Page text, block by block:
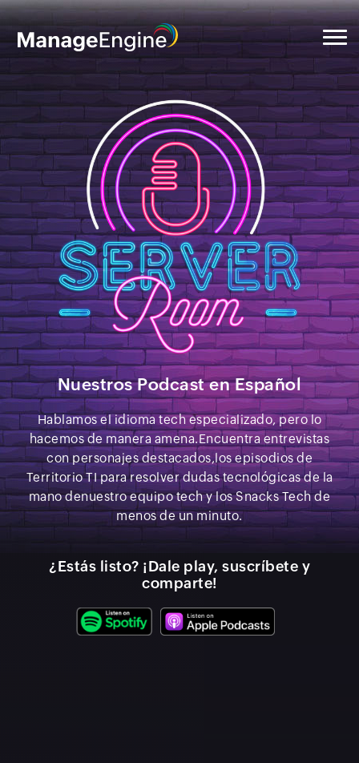
Nuestros Podcast en Español
Hablamos el idioma tech especializado, pero lo
hacemos de manera amena.Encuentra entrevistas
con personajes destacados,los episodios de
Territorio TI para resolver dudas tecnológicas de la
mano denuestro equipo tech y los Snacks Tech de
menos de un minuto.
¿Estás listo? ¡Dale play, suscríbete y
comparte!